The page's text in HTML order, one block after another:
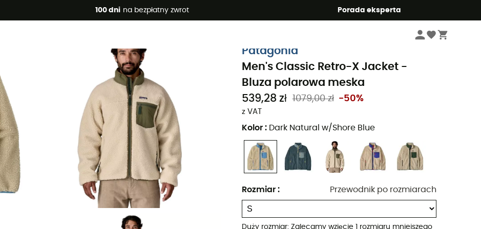
100 dni na bezpłatny zwrot Porada eksperta
Letnie promocje 🔥 -5% DODATKOWO przy zakupie 2 produktów*, kod Summer5
Patagonia
Men's Classic Retro-X Jacket -
Bluza polarowa meska
539,28 zł 1079,00 zł -50%
z VAT
Kolor : Dark Natural w/Shore Blue
Rozmiar : Przewodnik po rozmiarach
Duży rozmiar: Zalecamy wzięcie 1 rozmiaru mniejszego